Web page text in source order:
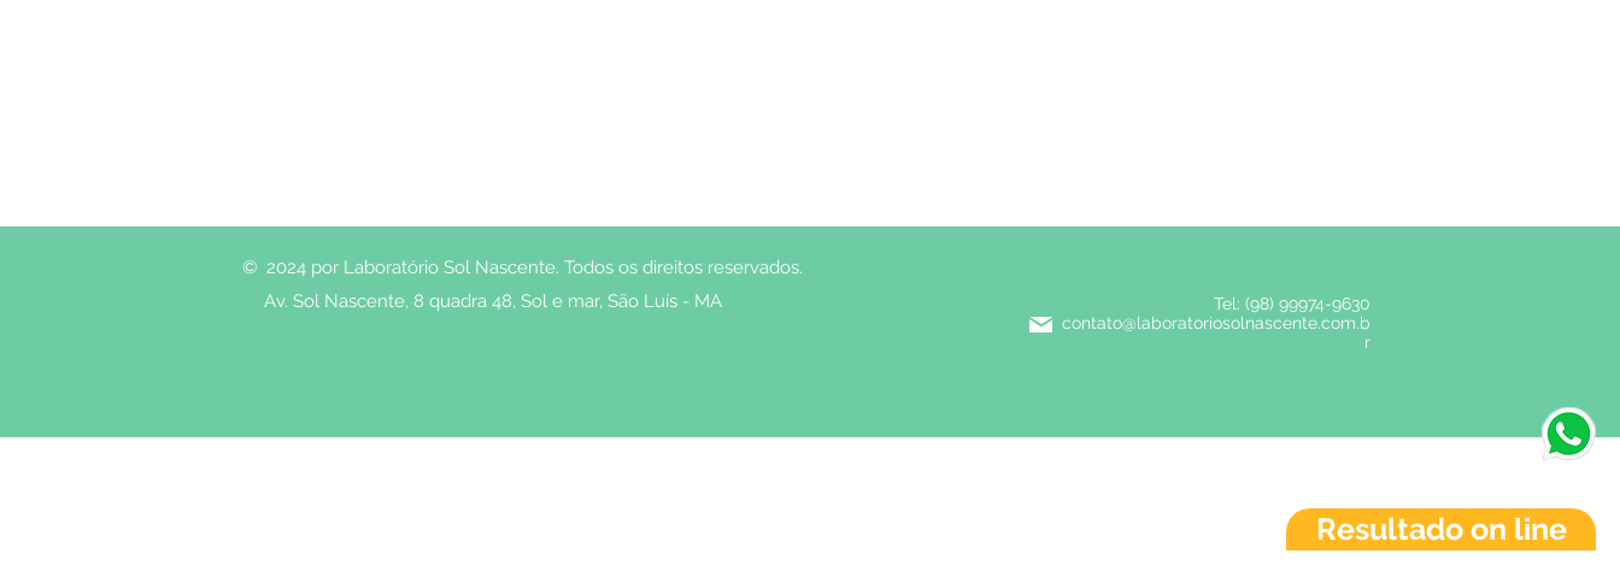
Resultado on line
© 2024 por Laboratório Sol Nascente. Todos os direitos reservados.
Av. Sol Nascente, 8 quadra 48, Sol e mar, São Luís - MA
Tel: (98) 99974-9630
contato@laboratoriosolnascente.com.b
r